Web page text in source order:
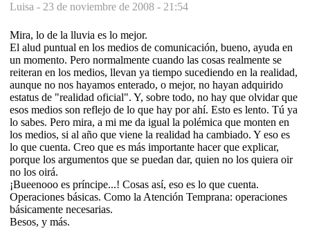
Luisa - 23 de noviembre de 2008 - 21:54
Mira, lo de la lluvia es lo mejor.
El alud puntual en los medios de comunicación, bueno, ayuda en
un momento. Pero normalmente cuando las cosas realmente se
reiteran en los medios, llevan ya tiempo sucediendo en la realidad,
aunque no nos hayamos enterado, o mejor, no hayan adquirido
estatus de "realidad oficial". Y, sobre todo, no hay que olvidar que
esos medios son reflejo de lo que hay por ahí. Esto es lento. Tú ya
lo sabes. Pero mira, a mi me da igual la polémica que monten en
los medios, si al año que viene la realidad ha cambiado. Y eso es
lo que cuenta. Creo que es más importante hacer que explicar,
porque los argumentos que se puedan dar, quien no los quiera oir
no los oirá.
¡Bueenooo es príncipe...! Cosas así, eso es lo que cuenta.
Operaciones básicas. Como la Atención Temprana: operaciones
básicamente necesarias.
Besos, y más.